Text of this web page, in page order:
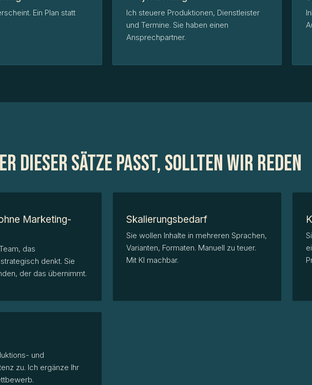
Ein Plan statt
Ich steuere Produktionen, Dienstleister
und Termine. Sie haben einen
Ansprechpartner.
dieser Sätze passt, sollten wir reden
Marketing-
das
denkt. Sie
der das übernimmt.
Skalierungsbedarf
Sie wollen Inhalte in mehreren Sprachen,
Varianten, Formaten. Manuell zu teuer.
Mit KI machbar.
und
zu. Ich ergänze Ihr